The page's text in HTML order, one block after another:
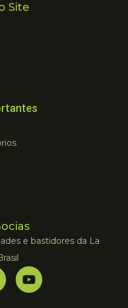
Site
e bastidores da La